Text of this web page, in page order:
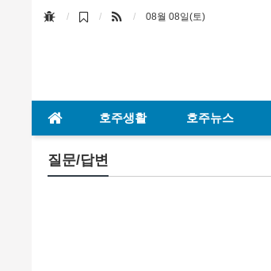
08월 08일(토)
호주생활 호주뉴스
질문/답변